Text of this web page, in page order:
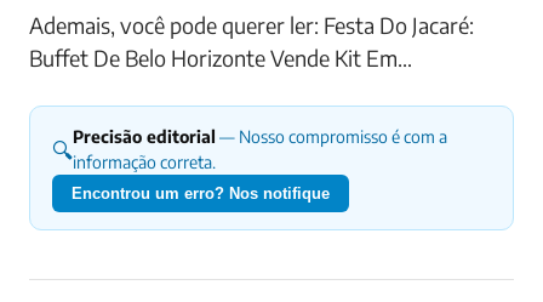
Ademais, você pode querer ler: Festa Do Jacaré:
Buffet De Belo Horizonte Vende Kit Em…
🔍Precisão editorial — Nosso compromisso é com a
informação correta.
Encontrou um erro? Nos notifique